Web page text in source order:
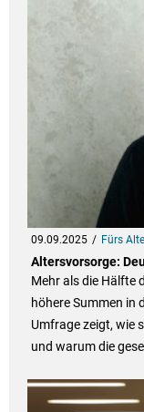
09.09.2025 Fürs
Altersvorsorge:
Mehr als die Hälfte
höhere Summen in
Umfrage zeigt, wie
und warum die